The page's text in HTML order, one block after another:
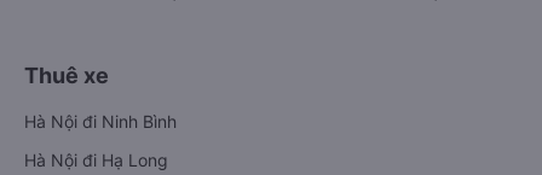
Thuê xe
Hà Nội đi Ninh Bình
Hà Nội đi Hạ Long